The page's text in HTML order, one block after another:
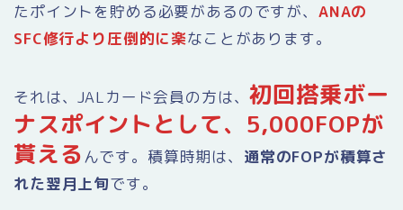
たポイントを貯める必要があるのですが、 ANAの
SFC修行より圧倒的に楽なことがあります。
それは、JALカード会員の方は、初回搭乗ボー
ナスポイントとして、5,000FOPが
貰えるんです。積算時期は、 通常のFOPが積算さ
れた翌月上旬です。